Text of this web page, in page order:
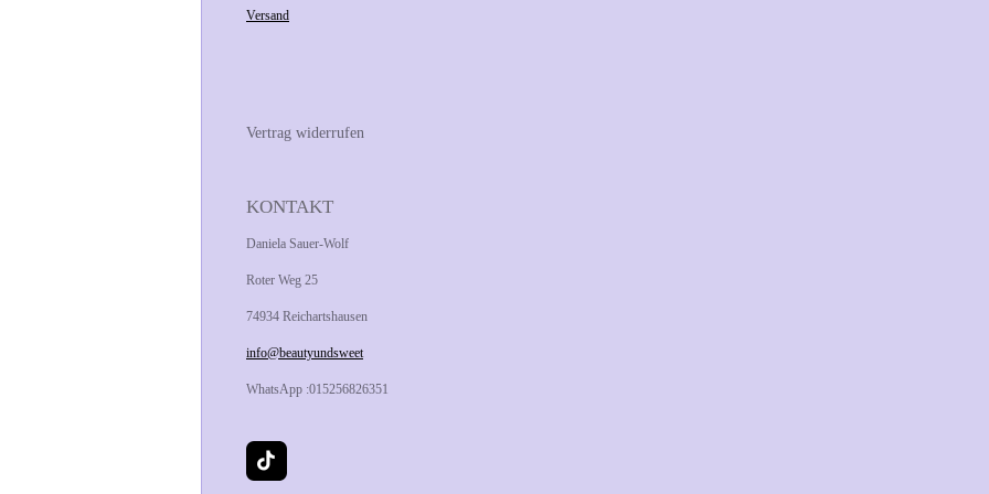
Versand
Vertrag widerrufen
KONTAKT
Daniela Sauer-Wolf
Roter Weg 25
74934 Reichartshausen
info@beautyundsweet
WhatsApp :015256826351
T
i